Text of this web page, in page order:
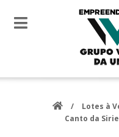
toggle
/ Lotes à
Canto da